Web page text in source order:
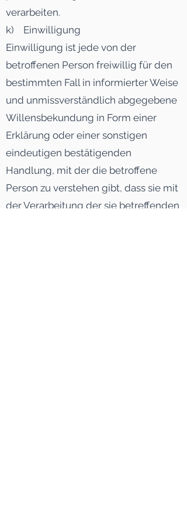
verarbeiten.
k) Einwilligung
Einwilligung ist jede von der
betroffenen Person freiwillig für den
bestimmten Fall in informierter Weise
und unmissverständlich abgegebene
Willensbekundung in Form einer
Erklärung oder einer sonstigen
eindeutigen bestätigenden
Handlung, mit der die betroffene
Person zu verstehen gibt, dass sie mit
der Verarbeitung der sie betreffenden